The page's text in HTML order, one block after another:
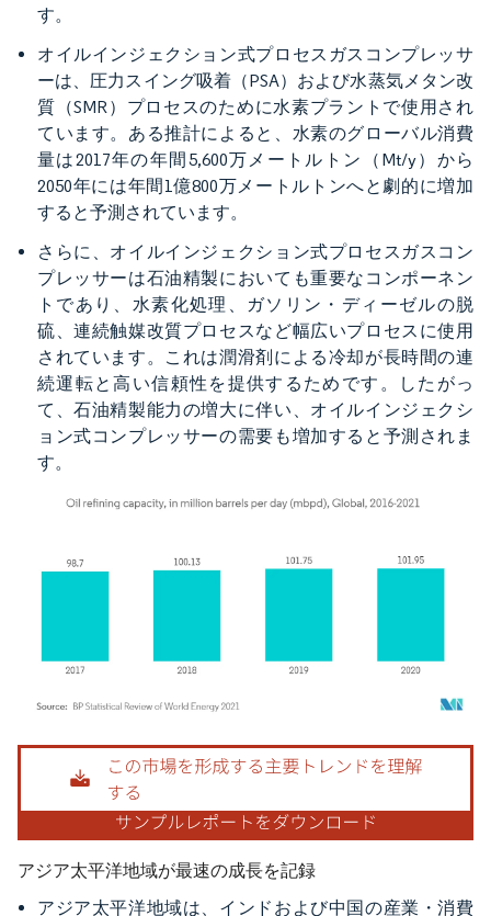
す。
オイルインジェクション式プロセスガスコンプレッサ
ーは、圧力スイング吸着（PSA）および水蒸気メタン改
質（SMR）プロセスのために水素プラントで使用され
ています。ある推計によると、水素のグローバル消費
量は2017年の年間5,600万メートルトン（Mt/y）から
2050年には年間1億800万メートルトンへと劇的に増加
すると予測されています。
さらに、オイルインジェクション式プロセスガスコン
プレッサーは石油精製においても重要なコンポーネン
トであり、水素化処理、ガソリン・ディーゼルの脱
硫、連続触媒改質プロセスなど幅広いプロセスに使用
されています。これは潤滑剤による冷却が長時間の連
続運転と高い信頼性を提供するためです。したがっ
て、石油精製能力の増大に伴い、オイルインジェクシ
ョン式コンプレッサーの需要も増加すると予測されま
す。
画像 © Mordor Intelligence。再利用にはCC BY 4.0の表示が必要です。
アジア太平洋地域が最速の成長を記録
アジア太平洋地域は、インドおよび中国の産業・消費